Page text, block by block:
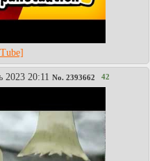
20:11 No. 2393662 42